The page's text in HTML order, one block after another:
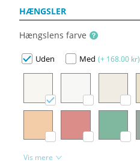
HÆNGSLER
Hængslens farve
Uden Med (+ 168.00 kr)
Vis mere